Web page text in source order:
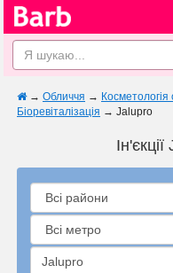
→ Обличчя → Косметологія
Біоревіталізація → Jalupro
Jalupro